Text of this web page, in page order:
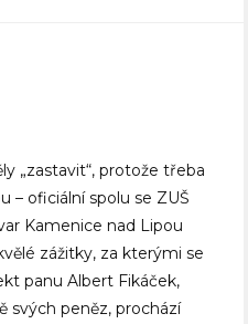
„zastavit“, protože třeba
– oficiální spolu se ZUŠ
Kamenice nad Lipou
zážitky, za kterými se
panu Albert Fikáček,
svých peněz, prochází